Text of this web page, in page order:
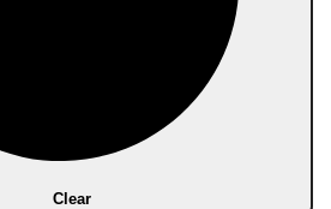
Clear